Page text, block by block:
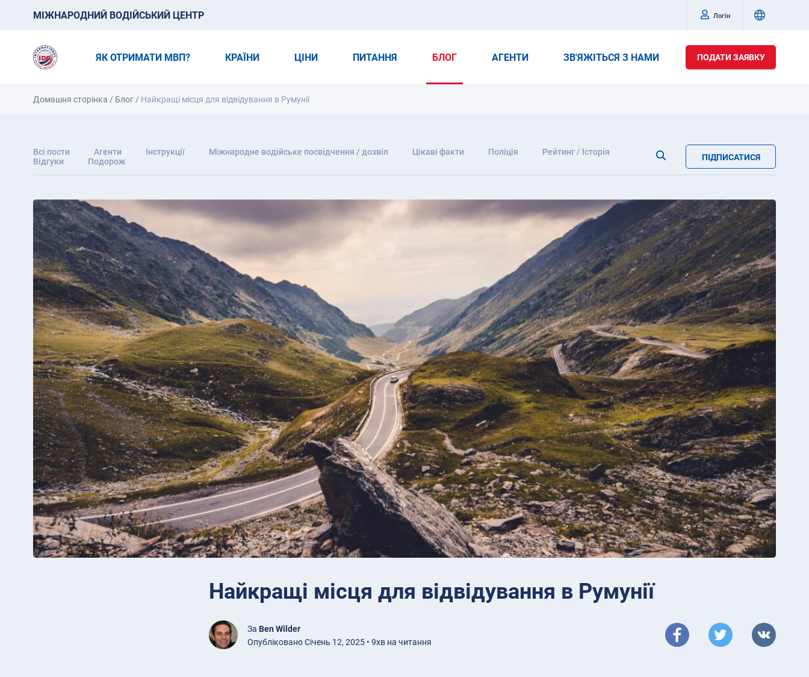
МІЖНАРОДНИЙ ВОДІЙСЬКИЙ ЦЕНТР Логін
ЯК ОТРИМАТИ МВП? КРАЇНИ ЦІНИ ПИТАННЯ БЛОГ АГЕНТИ ЗВ'ЯЖІТЬСЯ З НАМИ ПОДАТИ ЗАЯВКУ
Домашня сторінка / Блог / Найкращі місця для відвідування в Румунії
Всі пости Агенти Інструкції Міжнародне водійське посвідчення / дозвіл Цікаві факти Поліція
Рейтинг / Історія
Відгуки
Подорож ПІДПИСАТИСЯ
Найкращі місця для відвідування в Румунії
За Ben Wilder
Опубліковано Січень 12, 2025 • 9хв на читання